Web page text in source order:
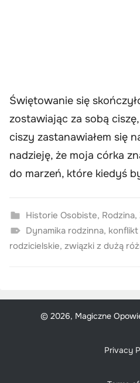
Świętowanie się
zostawiając za sobą
ciszy zastanawiałem się
nadzieję, że moja córka
do marzeń, które kiedyś
Historie Osobiste, Rodzina,
Dynamika rodzinna,
rodzicielskie, związki z dużą
© 2026, Magiczne
Privacy